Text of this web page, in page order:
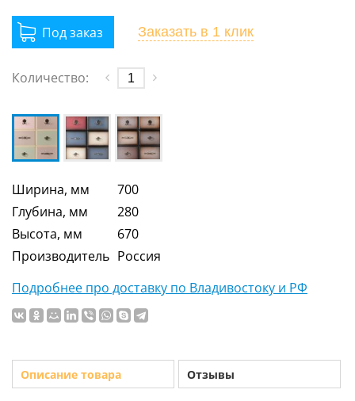
Заказать в 1 клик
Количество:
Ширина, мм
700
Глубина, мм
280
Высота, мм
670
Производитель Россия
Подробнее про доставку по Владивостоку и РФ
Описание товара Отзывы